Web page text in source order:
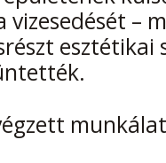
–
esztétikai